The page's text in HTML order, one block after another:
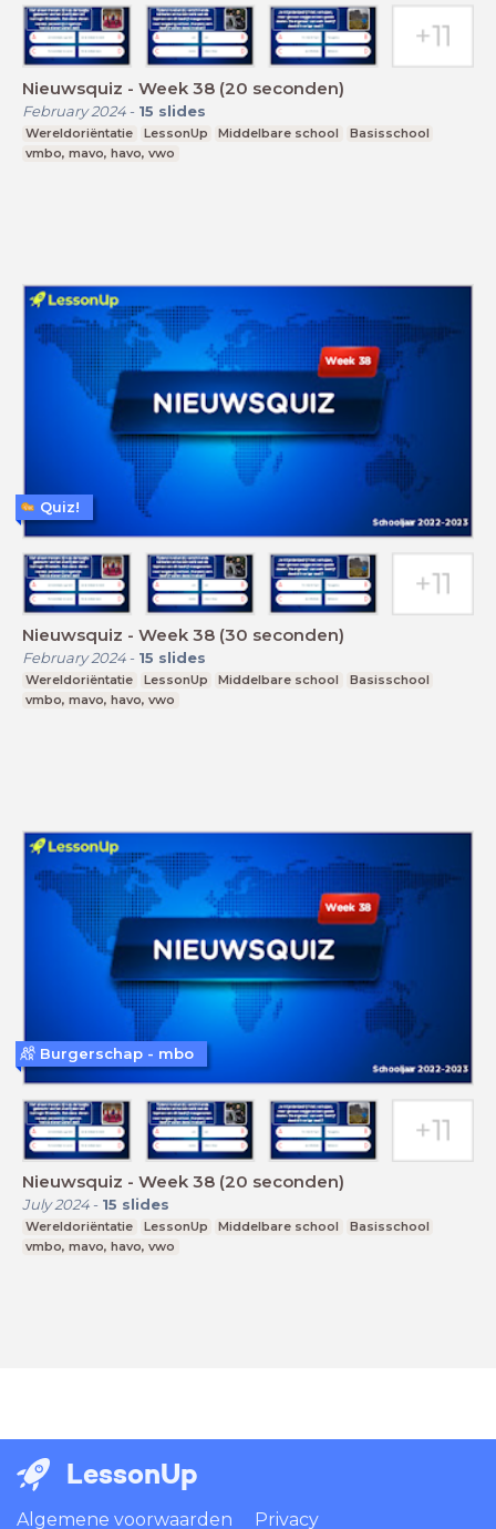
Nieuwsquiz - Week 38 (20 seconden)
February 2024- 15 slides
Wereldoriëntatie LessonUp Middelbare school
Basisschool
vmbo, mavo, havo, vwo
Nieuwsquiz - Week 38 (30 seconden)
February 2024- 15 slides
Wereldoriëntatie LessonUp Middelbare school
Basisschool
vmbo, mavo, havo, vwo
Quiz!
Nieuwsquiz - Week 38 (20 seconden)
July 2024- 15 slides
Wereldoriëntatie LessonUp Middelbare school
Basisschool
vmbo, mavo, havo, vwo
Burgerschap - mbo
LessonUp
Algemene voorwaarden Privacy